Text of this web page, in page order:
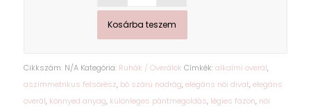
Kosárba teszem
Cikkszám: N/A Kategória: Ruhák / Overálok Címkék:alkalmi overál,
aszimmetrikus felsőrész, bő szárú nadrág,elegáns női divat,elegáns
overál, könnyed anyag, különleges pántmegoldás, légies fazon, női